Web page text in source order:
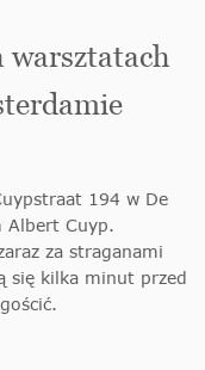
warsztatach
194 w De
Albert Cuyp.
za straganami
się kilka minut przed